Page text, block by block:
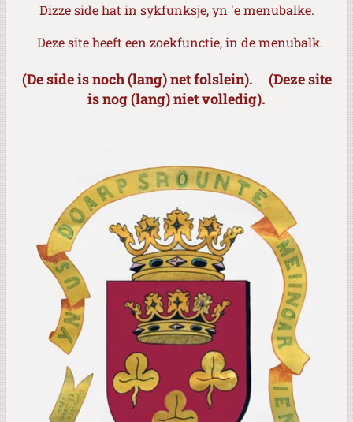
Dizze side hat in sykfunksje, yn 'e menubalke.
Deze site heeft een zoekfunctie, in de menubalk.
(De side is noch (lang) net folslein). (Deze site
is nog (lang) niet volledig).